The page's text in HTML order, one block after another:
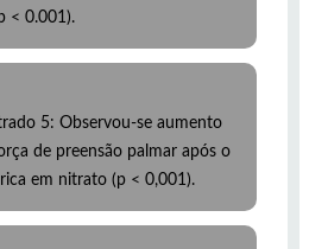
< 0.001).
5: Observou-se aumento
de preensão palmar após o
em nitrato (p < 0,001).